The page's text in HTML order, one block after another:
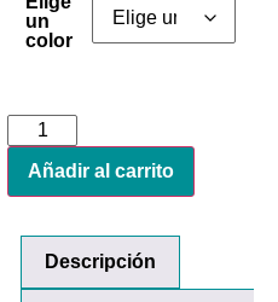
un
color
Añadir al carrito
Descripción